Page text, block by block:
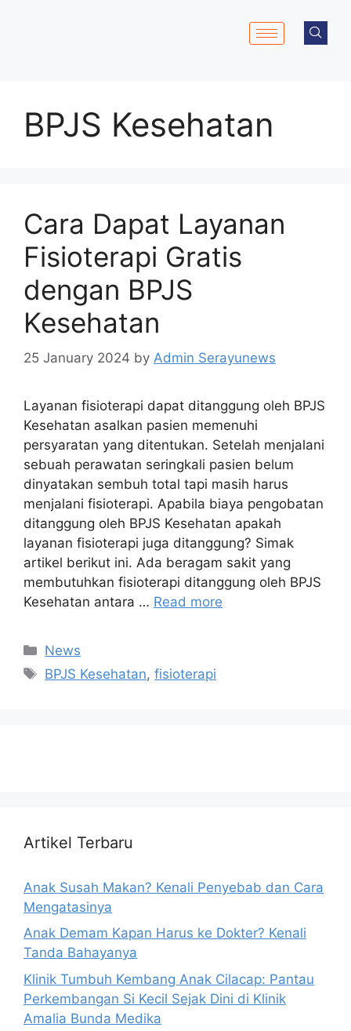
BPJS Kesehatan
Cara Dapat Layanan
Fisioterapi Gratis
dengan BPJS
Kesehatan
25 January 2024 by Admin Serayunews
Layanan fisioterapi dapat ditanggung oleh BPJS
Kesehatan asalkan pasien memenuhi
persyaratan yang ditentukan. Setelah menjalani
sebuah perawatan seringkali pasien belum
dinyatakan sembuh total tapi masih harus
menjalani fisioterapi. Apabila biaya pengobatan
ditanggung oleh BPJS Kesehatan apakah
layanan fisioterapi juga ditanggung? Simak
artikel berikut ini. Ada beragam sakit yang
membutuhkan fisioterapi ditanggung oleh BPJS
Kesehatan antara … Read more
News
BPJS Kesehatan,fisioterapi
Artikel Terbaru
Anak Susah Makan? Kenali Penyebab dan Cara
Mengatasinya
Anak Demam Kapan Harus ke Dokter? Kenali
Tanda Bahayanya
Klinik Tumbuh Kembang Anak Cilacap: Pantau
Perkembangan Si Kecil Sejak Dini di Klinik
Amalia Bunda Medika